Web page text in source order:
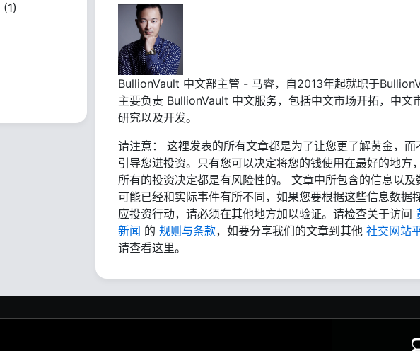
(1)
BullionVault 中文部主管 - 马睿，自2013年起就职于
主要负责 BullionVault 中文服务，包括中文市场开拓，中文
研究以及开发。
请注意： 这裡发表的所有文章都是为了让您更了解黄金，而
引导您进投资。只有您可以决定将您的钱使用在最好的地方
所有的投资决定都是有风险性的。 文章中所包含的信息以及
可能已经和实际事件有所不同，如果您要根据这些信息数据
应投资行动，请必须在其他地方加以验证。请检查关于访问
新闻 的 规则与条款，如要分享我们的文章到其他 社交网站
请查看这里。